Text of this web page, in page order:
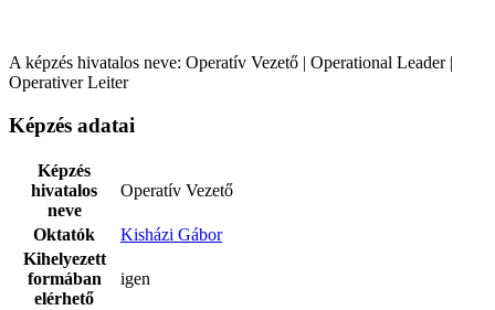
A képzés hivatalos neve: Operatív Vezető | Operational Leader |
Operativer Leiter
Képzés adatai
Képzés
hivatalos
neve
Operatív Vezető
Oktatók
Kisházi Gábor
Kihelyezett
formában
elérhető
igen